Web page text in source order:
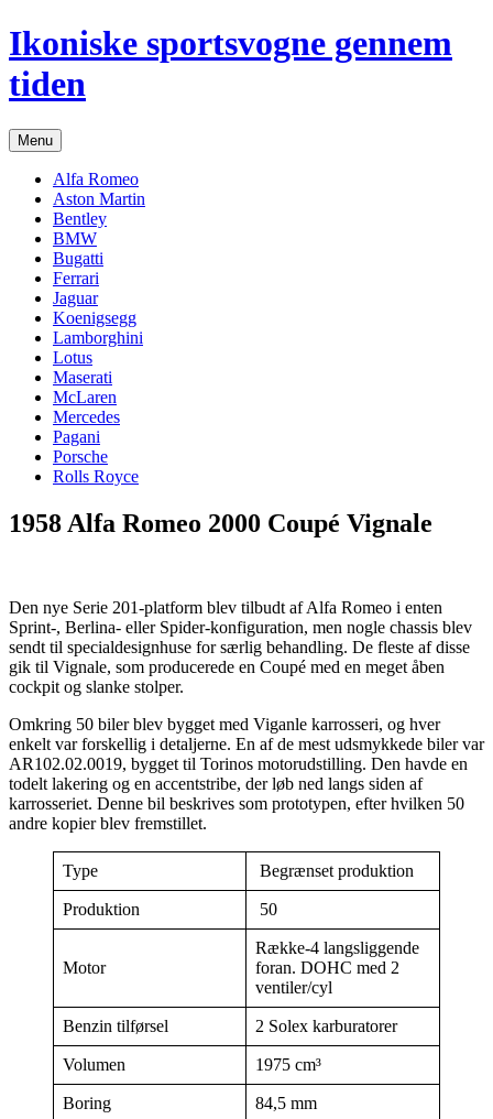
Hop
til
indhold
Ikoniske sportsvogne gennem
tiden
Menu
Alfa Romeo
Aston Martin
Bentley
BMW
Bugatti
Ferrari
Jaguar
Koenigsegg
Lamborghini
Lotus
Maserati
McLaren
Mercedes
Pagani
Porsche
Rolls Royce
1958 Alfa Romeo 2000 Coupé Vignale
Den nye Serie 201-platform blev tilbudt af Alfa Romeo i enten
Sprint-, Berlina- eller Spider-konfiguration, men nogle chassis blev
sendt til specialdesignhuse for særlig behandling. De fleste af disse
gik til Vignale, som producerede en Coupé med en meget åben
cockpit og slanke stolper.
Omkring 50 biler blev bygget med Viganle karrosseri, og hver
enkelt var forskellig i detaljerne. En af de mest udsmykkede biler var
AR102.02.0019, bygget til Torinos motorudstilling. Den havde en
todelt lakering og en accentstribe, der løb ned langs siden af
karrosseriet. Denne bil beskrives som prototypen, efter hvilken 50
andre kopier blev fremstillet.
Type Begrænset produktion
Produktion 50
Motor
Række-4 langsliggende
foran. DOHC med 2
ventiler/cyl
Benzin tilførsel 2 Solex karburatorer
Volumen 1975 cm³
Boring 84,5 mm